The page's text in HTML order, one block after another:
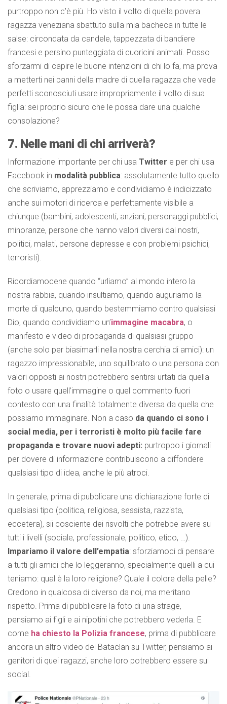
purtroppo non c’è più. Ho visto il volto di quella povera
ragazza veneziana sbattuto sulla mia bacheca in tutte le
salse: circondata da candele, tappezzata di bandiere
francesi e persino punteggiata di cuoricini animati. Posso
sforzarmi di capire le buone intenzioni di chi lo fa, ma prova
a metterti nei panni della madre di quella ragazza che vede
perfetti sconosciuti usare impropriamente il volto di sua
figlia: sei proprio sicuro che le possa dare una qualche
consolazione?
7. Nelle mani di chi arriverà?
Informazione importante per chi usa Twitter e per chi usa
Facebook in modalità pubblica: assolutamente tutto quello
che scriviamo, apprezziamo e condividiamo è indicizzato
anche sui motori di ricerca e perfettamente visibile a
chiunque (bambini, adolescenti, anziani, personaggi pubblici,
minoranze, persone che hanno valori diversi dai nostri,
politici, malati, persone depresse e con problemi psichici,
terroristi).
Ricordiamocene quando “urliamo” al mondo intero la
nostra rabbia, quando insultiamo, quando auguriamo la
morte di qualcuno, quando bestemmiamo contro qualsiasi
Dio, quando condividiamo un’immagine macabra, o
manifesto e video di propaganda di qualsiasi gruppo
(anche solo per biasimarli nella nostra cerchia di amici): un
ragazzo impressionabile, uno squilibrato o una persona con
valori opposti ai nostri potrebbero sentirsi urtati da quella
foto o usare quell’immagine o quel commento fuori
contesto con una finalità totalmente diversa da quella che
possiamo immaginare. Non a caso da quando ci sono i
social media, per i terroristi è molto più facile fare
propaganda e trovare nuovi adepti: purtroppo i giornali
per dovere di informazione contribuiscono a diffondere
qualsiasi tipo di idea, anche le più atroci.
In generale, prima di pubblicare una dichiarazione forte di
qualsiasi tipo (politica, religiosa, sessista, razzista,
eccetera), sii cosciente dei risvolti che potrebbe avere su
tutti i livelli (sociale, professionale, politico, etico, …).
Impariamo il valore dell’empatia: sforziamoci di pensare
a tutti gli amici che lo leggeranno, specialmente quelli a cui
teniamo: qual è la loro religione? Quale il colore della pelle?
Credono in qualcosa di diverso da noi, ma meritano
rispetto. Prima di pubblicare la foto di una strage,
pensiamo ai figli e ai nipotini che potrebbero vederla. E
come ha chiesto la Polizia francese, prima di pubblicare
ancora un altro video del Bataclan su Twitter, pensiamo ai
genitori di quei ragazzi, anche loro potrebbero essere sul
social.